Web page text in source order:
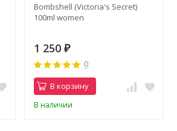
Bombshell (Victoria's Secret)
100ml women
1 250 ₽
0
В корзину
В наличии